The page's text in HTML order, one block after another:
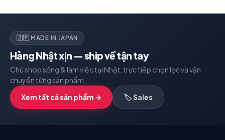
🇯🇵 MADE IN JAPAN
Hàng Nhật xịn — ship về tận tay
Chủ shop sống & làm việc tại Nhật, trực tiếp chọn lọc và vận
chuyển từng sản phẩm.
Xem tất cả sản phẩm →
🏷️ Sales